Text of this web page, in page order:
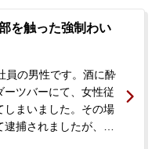
ったため、事実を認
針に切り替えまし
を触った強制わい
員の男性です。酒に酔
ーツバーにて、女性従
しまいました。その場
捕されましたが、同